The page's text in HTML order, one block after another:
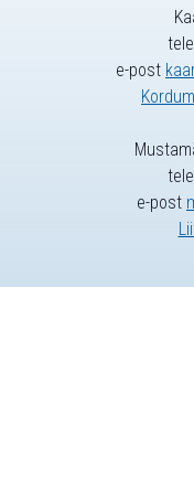
e-post
e-post